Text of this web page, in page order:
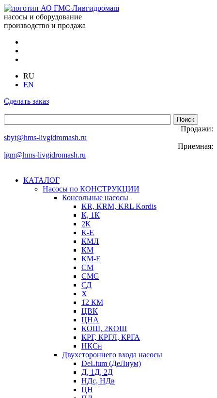
насосы и оборудование
производство и продажа
RU
EN
Сделать заказ
Продажи:
sbyt@hms-livgidromash.ru
Приемная:
lgm@hms-livgidromash.ru
КАТАЛОГ
Насосы по КОНСТРУКЦИИ
Консольные насосы
KR, KRM, KRL Kordis
К, 1К
2К
К-Е
КМЛ
КМ
КМ-Е
СМ
СМС
СД
Х
12 КМ
ЦВК
ЦНА
КОШ, 2КОШ
КРГ, КРГЛ, КРГА
НКСн
Двухстороннего входа насосы
DeLium (ДеЛиум)
Д, 1Д, 2Д
НДс, НДв
ЦН